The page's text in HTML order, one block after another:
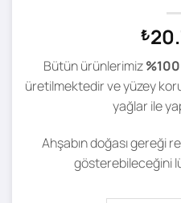
₺
Bütün ürünlerimiz
üretilmektedir ve yüzey
yağlar ile
Ahşabın doğası gereği
gösterebileceğini